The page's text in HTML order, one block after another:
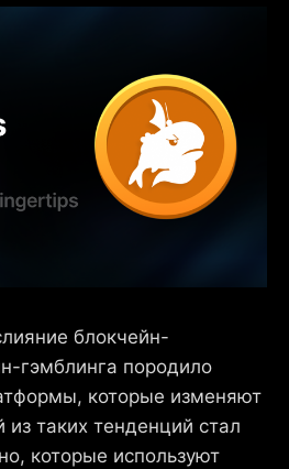
блокчейн-
гэмблинга породило
которые изменяют
таких тенденций стал
которые используют